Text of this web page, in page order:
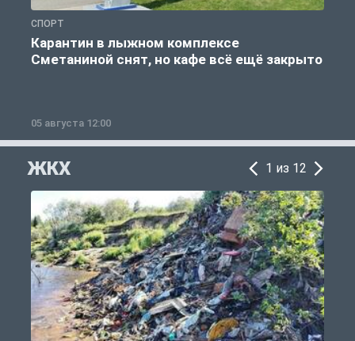
СПОРТ
Карантин в лыжном комплексе
Сметаниной снят, но кафе всё ещё закрыто
05 августа 12:00
ЖКХ 1 из 12